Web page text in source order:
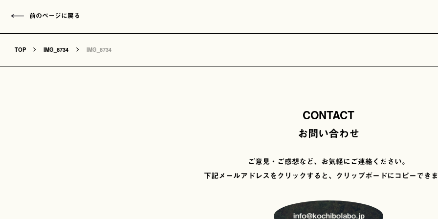
前のページに戻る
TOP IMG_8734 IMG_8734
CONTACT
お問い合わせ
ご意見・ご感想など、お気軽にご連絡ください。
下記メールアドレスをクリックすると、
クリップボードにコピーでき